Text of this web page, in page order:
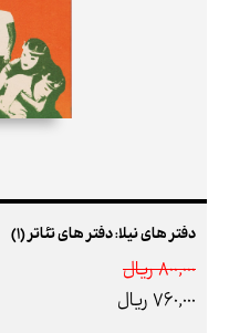
دفتر های نیلا: دفتر های تئاتر (1)
800,000 ريال
760,000 ريال